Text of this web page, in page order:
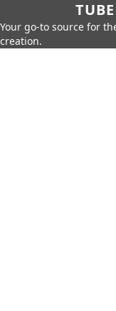
Your go-to source for
creation.